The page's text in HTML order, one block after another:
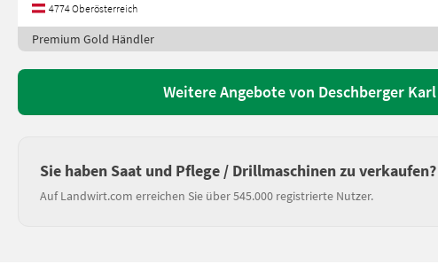
4774 Oberösterreich
Premium Gold Händler
Weitere Angebote von Deschberger
Sie haben Saat und Pflege / Drillmaschinen zu verkaufen?
Auf Landwirt.com erreichen Sie über 545.000 registrierte Nutzer.